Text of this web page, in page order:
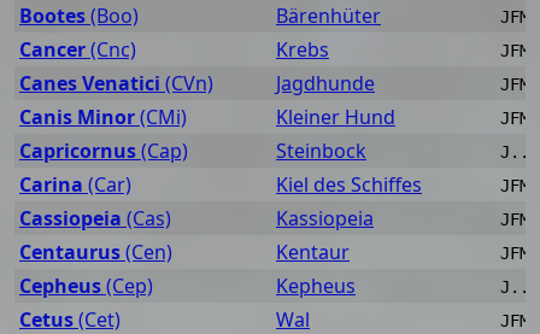
Bootes(Boo) Bärenhüter
Cancer(Cnc) Krebs
Canes Venatici (CVn) Jagdhunde
Canis Minor(CMi) Kleiner Hund
Capricornus(Cap) Steinbock
Carina (Car) Kiel des Schiffes
Cassiopeia (Cas) Kassiopeia
Centaurus(Cen) Kentaur
Cepheus(Cep) Kepheus
Cetus(Cet) Wal